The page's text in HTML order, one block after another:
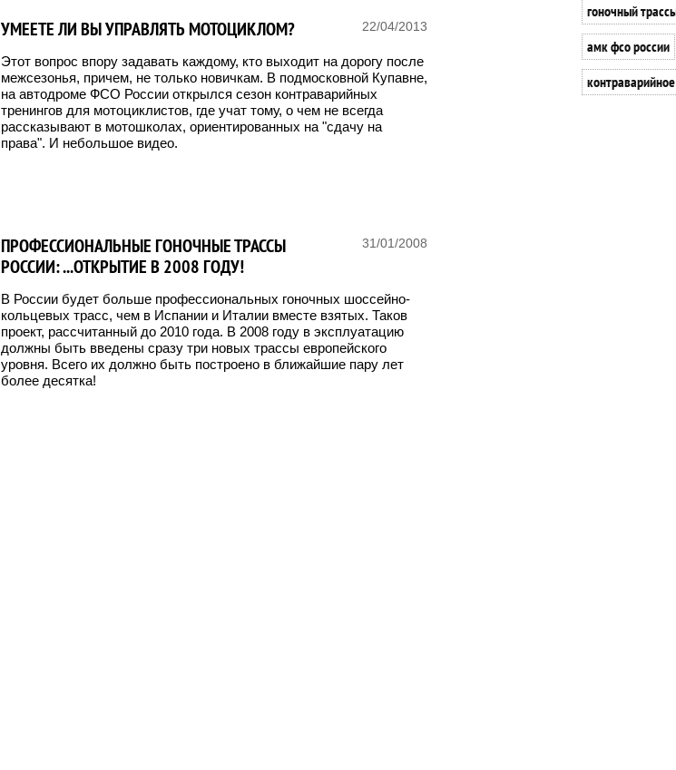
22/04/2013
УМЕЕТЕ ЛИ ВЫ УПРАВЛЯТЬ МОТОЦИКЛОМ?
Этот вопрос впору задавать каждому, кто выходит на дорогу после
межсезонья, причем, не только новичкам. В подмосковной Купавне,
на автодроме ФСО России открылся сезон контраварийных
тренингов для мотоциклистов, где учат тому, о чем не всегда
рассказывают в мотошколах, ориентированных на "сдачу на
права". И небольшое видео.
31/01/2008
ПРОФЕССИОНАЛЬНЫЕ ГОНОЧНЫЕ ТРАССЫ
РОССИИ: ...ОТКРЫТИЕ В 2008 ГОДУ!
В России будет больше профессиональных гоночных шоссейно-
кольцевых трасс, чем в Испании и Италии вместе взятых. Таков
проект, рассчитанный до 2010 года. В 2008 году в эксплуатацию
должны быть введены сразу три новых трассы европейского
уровня. Всего их должно быть построено в ближайшие пару лет
более десятка!
гоночный
амк фсо россии